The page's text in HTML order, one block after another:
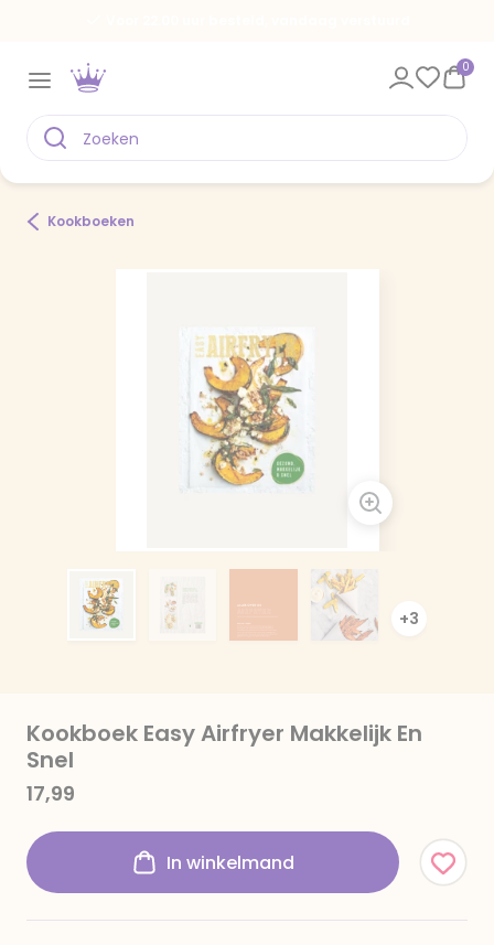
0
Kookboeken
+3
Kookboek Easy Airfryer Makkelijk En
Snel
17,99
In winkelmand